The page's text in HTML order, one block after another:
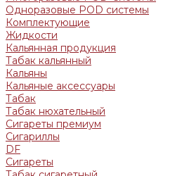
Одноразовые POD системы
Комплектующие
Жидкости
Кальянная продукция
Табак кальянный
Кальяны
Кальяные аксессуары
Табак
Табак нюхательный
Сигареты премиум
Сигариллы
DF
Сигареты